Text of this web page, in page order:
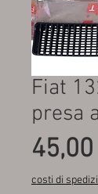
Fiat
presa
costi di